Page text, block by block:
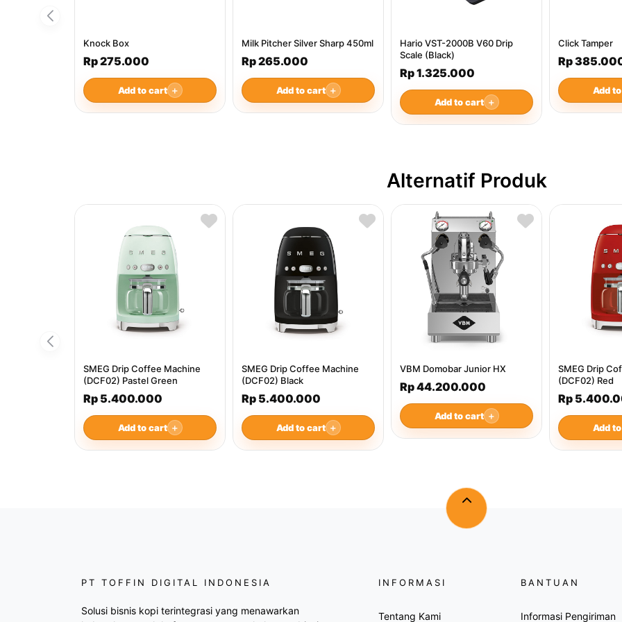
Knock Box
Rp 275.000
Add to cart ＋
Milk Pitcher Silver Sharp 450ml
Rp 265.000
Add to cart ＋
Hario VST-2000B V60 Drip
Scale (Black)
Rp 1.325.000
Add to cart ＋
Click Tamper
Rp
Add
Alternatif Produk
SMEG Drip Coffee Machine
(DCF02) Pastel Green
Rp 5.400.000
Add to cart ＋
SMEG Drip Coffee Machine
(DCF02) Black
Rp 5.400.000
Add to cart ＋
VBM Domobar Junior HX
Rp 44.200.000
Add to cart ＋
SMEG Drip
(DCF02) Red
Rp
Add
PT TOFFIN DIGITAL INDONESIA
Solusi bisnis kopi terintegrasi yang menawarkan
INFORMASI
Tentang Kami
BANTUAN
Informasi Pengiriman